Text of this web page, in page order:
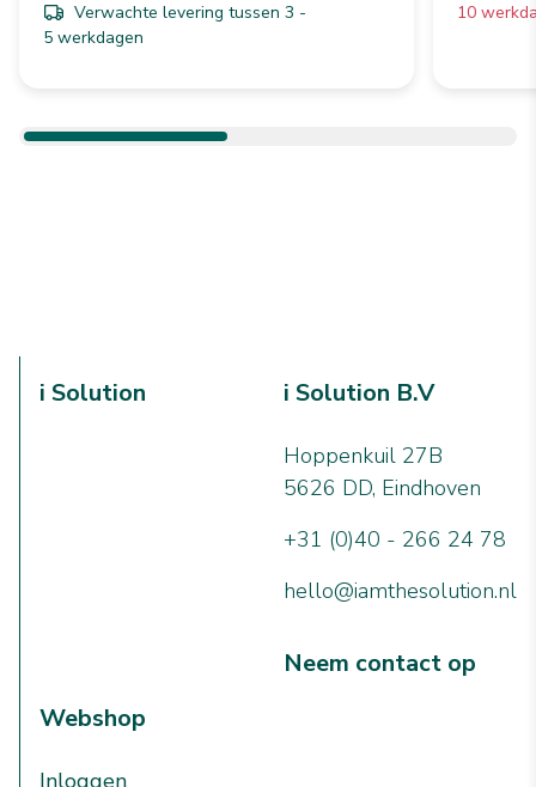
Verwachte levering tussen 3 -
5 werkdagen
10
i Solution i Solution B.V
Hoppenkuil 27B
5626 DD, Eindhoven
+31 (0)40 - 266 24 78
hello@iamthesolution.nl
Neem contact op
Webshop
Inloggen